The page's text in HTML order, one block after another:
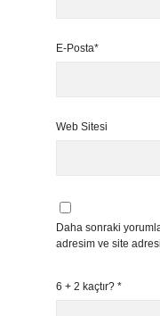
E-Posta*
Web Sitesi
Daha sonraki
adresim ve site
6 + 2 kaçtır? *